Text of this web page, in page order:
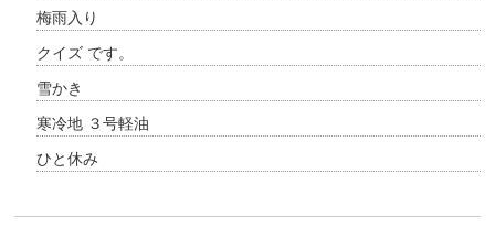
梅雨入り
クイズ です。
雪かき
寒冷地 ３号軽油
ひと休み